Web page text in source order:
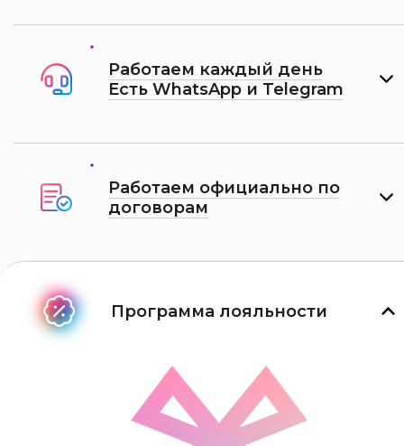
Работаем каждый день
Есть WhatsApp и Telеgram
Работаем официально по
договорам
Программа лояльности